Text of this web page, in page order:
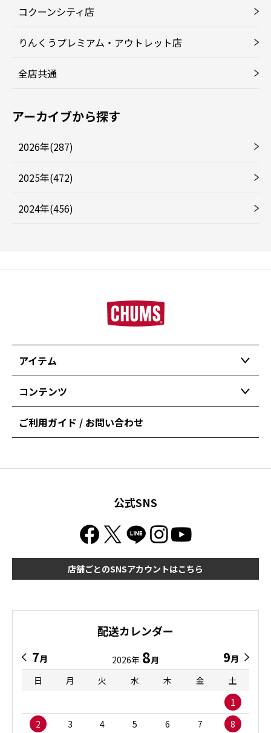
コクーンシティ店
りんくうプレミアム・アウトレット店
全店共通
アーカイブから探す
2026年(287)
2025年(472)
2024年(456)
アイテム
コンテンツ
ご利用ガイド / お問い合わせ
公式SNS
店舗ごとのSNSアカウントはこちら
配送カレンダー
7月 2026年 8月 9月
日
月 火 水 木 金
土
1
2
3 4 5 6 7 8